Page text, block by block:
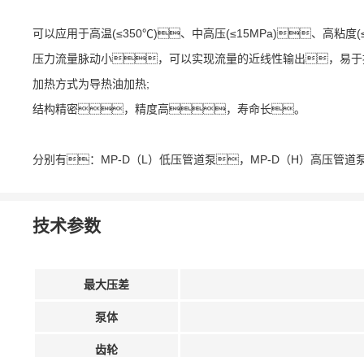
可以应用于高温(≤350℃)、中高压(≤15MPa)、高粘度
压力流量脉动小，可以实现流量的近线性输出，易于
加热方式为导热油加热;
结构精密，精度高，寿命长。
分别有： MP-D（L）低压管道泵， MP-D（H）高压管
技术参数
最大压差
泵体
齿轮